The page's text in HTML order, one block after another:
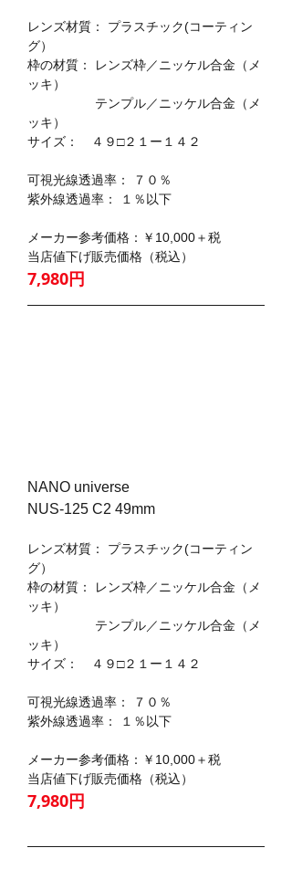
レンズ材質： プラスチック(コーティン
グ）
枠の材質： レンズ枠／ニッケル合金（メ
ッキ）
テンプル／ニッケル合金（メ
ッキ）
サイズ：　４９□２１ー１４２
可視光線透過率： ７０％
紫外線透過率： １％以下
メーカー参考価格：￥10,000＋税
当店値下げ販売価格（税込）
7,980円
NANO universe
NUS-125 C2 49mm
レンズ材質： プラスチック(コーティン
グ）
枠の材質： レンズ枠／ニッケル合金（メ
ッキ）
テンプル／ニッケル合金（メ
ッキ）
サイズ：　４９□２１ー１４２
可視光線透過率： ７０％
紫外線透過率： １％以下
メーカー参考価格：￥10,000＋税
当店値下げ販売価格（税込）
7,980円